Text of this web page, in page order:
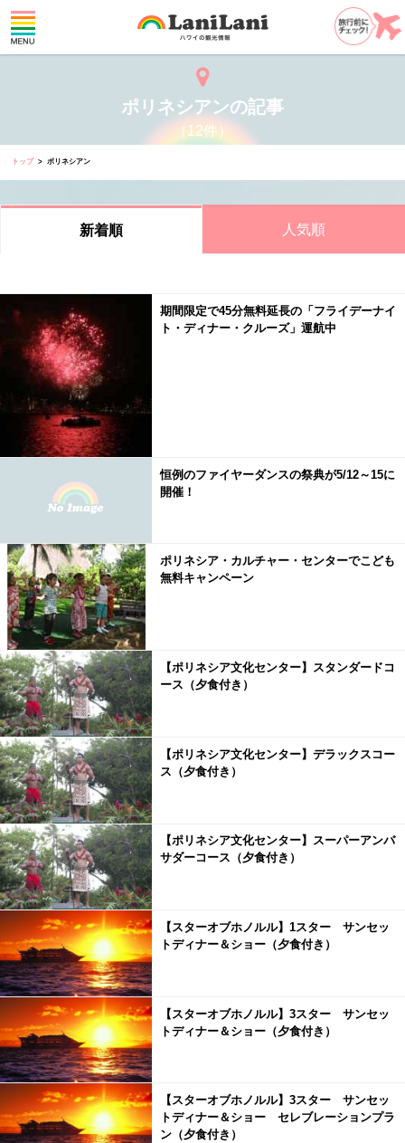
ポリネシアンの記事
（12件）
トップ ポリネシアン
新着順 人気順
期間限定で45分無料延長の「フライデーナイ
ト・ディナー・クルーズ」運航中
恒例のファイヤーダンスの祭典が5/12～15に
開催！
ポリネシア・カルチャー・センターでこども
無料キャンペーン
【ポリネシア文化センター】スタンダードコ
ース（夕食付き）
【ポリネシア文化センター】デラックスコー
ス（夕食付き）
【ポリネシア文化センター】スーパーアンバ
サダーコース（夕食付き）
【スターオブホノルル】1スター サンセッ
トディナー＆ショー（夕食付き）
【スターオブホノルル】3スター サンセッ
トディナー＆ショー（夕食付き）
【スターオブホノルル】3スター サンセッ
トディナー＆ショー セレブレーションプラ
ン（夕食付き）